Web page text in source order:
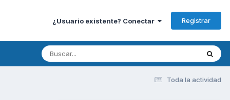
¿Usuario existente? Conectar Registrar
Toda la actividad